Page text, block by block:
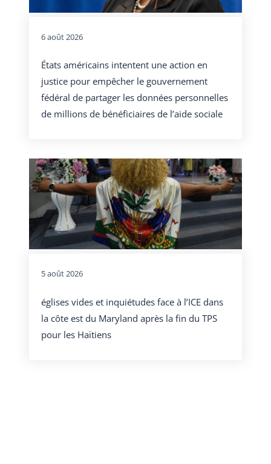
6 août 2026
États américains intentent une action en
justice pour empêcher le gouvernement
fédéral de partager les données personnelles
de millions de bénéficiaires de l’aide sociale
5 août 2026
églises vides et inquiétudes face à l’ICE dans
la côte est du Maryland après la fin du TPS
pour les Haïtiens